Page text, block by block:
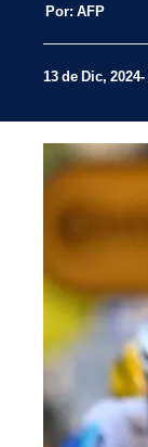
Por: AFP
13 de Dic, 2024